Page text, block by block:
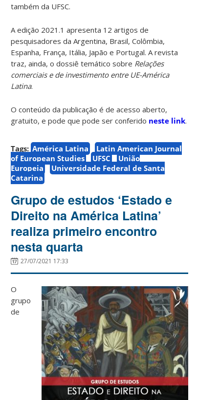
também da UFSC.
A edição 2021.1 apresenta 12 artigos de
pesquisadores da Argentina, Brasil, Colômbia,
Espanha, França, Itália, Japão e Portugal. A revista
traz, ainda, o dossiê temático sobre Relações
comerciais e de investimento entre UE-América
Latina.
O conteúdo da publicação é de acesso aberto,
gratuito, e pode que pode ser conferido neste link.
Tags: América Latina
Latin American Journal
of European Studies
UFSC
União
Europeia
Universidade Federal de Santa
Catarina
Grupo de estudos ‘Estado e
Direito na América Latina’
realiza primeiro encontro
nesta quarta
27/07/2021 17:33
O
grupo
de